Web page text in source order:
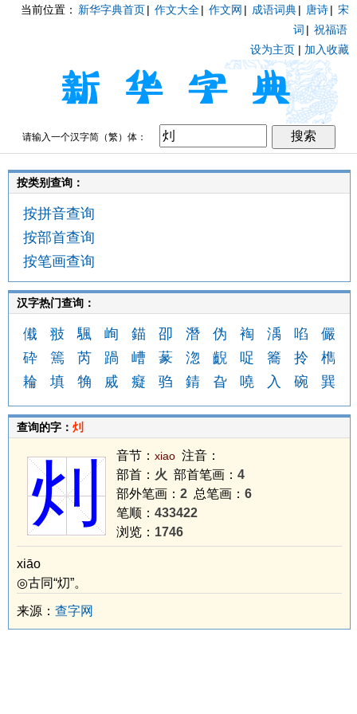
当前位置： 新华字典首页| 作文大全| 作文网 | 成语词典| 唐诗| 宋
词 | 祝福语
设为主页 | 加入收藏
请输入一个汉字简（繁）体：
按类别查询：
按拼音查询
按部首查询
按笔画查询
汉字热门查询：
傤 翄 颿 峋 錨 卲 潛 伪 裪 渪 啗
儼
砕
篶 芮 踻 嶆 蒃 淴 齯 哫 簥 拎
檇
耣
填 觕 烕 癡 驺 錆 旮 嘵 入 碗 巽
查询的字： 灲
灲 音节： xiao 注音：
部首： 火 部首笔画： 4
部外笔画： 2 总笔画： 6
笔顺： 433422
浏览： 1746
xiāo
◎古同“灱”。
来源： 查字网